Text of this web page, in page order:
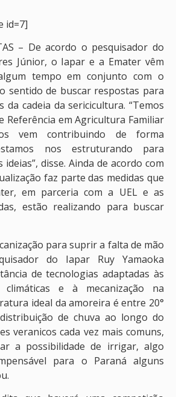
id=7]
– De acordo o pesquisador do
Júnior, o Iapar e a Emater vêm
tempo em conjunto com o
sentido de buscar respostas para
da cadeia da sericicultura. “Temos
Referência em Agricultura Familiar
vem contribuindo de forma
nos estruturando para
disse. Ainda de acordo com
faz parte das medidas que
em parceria com a UEL e as
estão realizando para buscar
para suprir a falta de mão
do Iapar Ruy Yamaoka
de tecnologias adaptadas às
climáticas e à mecanização na
ideal da amoreira é entre 20°
de chuva ao longo do
veranicos cada vez mais comuns,
a possibilidade de irrigar, algo
para o Paraná alguns